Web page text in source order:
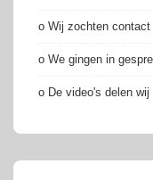
o Wij zochten
o We gingen in
o De video's delen